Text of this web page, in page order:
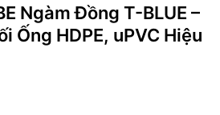
Ngàm Đồng T-BLUE –
Ống HDPE, uPVC Hiệu